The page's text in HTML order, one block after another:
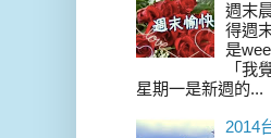
週末
得週
是
「我
星期一是新週的...
2014